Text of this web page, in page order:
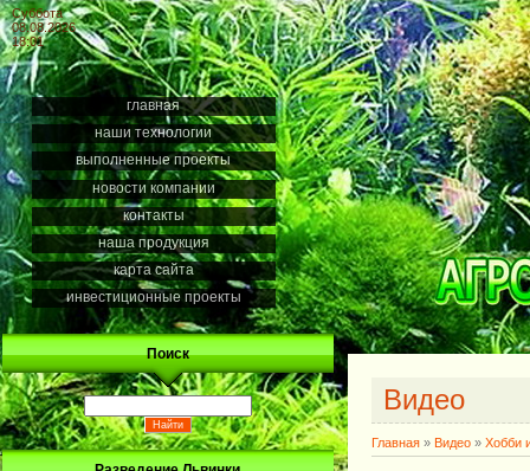
Суббота
08.08.2026
18:01
главная
наши технологии
выполненные проекты
новости компании
контакты
наша продукция
карта сайта
инвестиционные проекты
Поиск
Видео
Главная » Видео » Хобби